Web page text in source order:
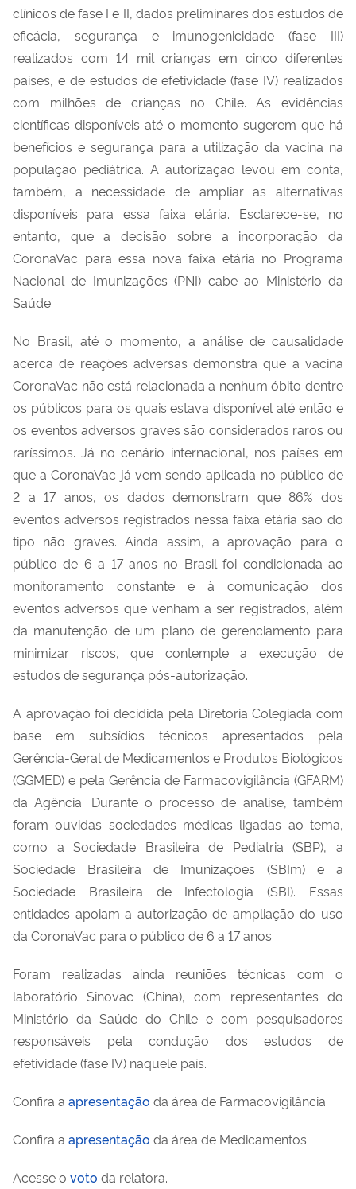
clínicos de fase I e II, dados preliminares dos estudos de
eficácia, segurança e imunogenicidade (fase III)
realizados com 14 mil crianças em cinco diferentes
países, e de estudos de efetividade (fase IV) realizados
com milhões de crianças no Chile. As evidências
científicas disponíveis até o momento sugerem que há
benefícios e segurança para a utilização da vacina na
população pediátrica. A autorização levou em conta,
também, a necessidade de ampliar as alternativas
disponíveis para essa faixa etária. Esclarece-se, no
entanto, que a decisão sobre a incorporação da
CoronaVac para essa nova faixa etária no Programa
Nacional de Imunizações (PNI) cabe ao Ministério da
Saúde.
No Brasil, até o momento, a análise de causalidade
acerca de reações adversas demonstra que a vacina
CoronaVac não está relacionada a nenhum óbito dentre
os públicos para os quais estava disponível até então e
os eventos adversos graves são considerados raros ou
raríssimos. Já no cenário internacional, nos países em
que a CoronaVac já vem sendo aplicada no público de
2 a 17 anos, os dados demonstram que 86% dos
eventos adversos registrados nessa faixa etária são do
tipo não graves. Ainda assim, a aprovação para o
público de 6 a 17 anos no Brasil foi condicionada ao
monitoramento constante e à comunicação dos
eventos adversos que venham a ser registrados, além
da manutenção de um plano de gerenciamento para
minimizar riscos, que contemple a execução de
estudos de segurança pós-autorização.
A aprovação foi decidida pela Diretoria Colegiada com
base em subsídios técnicos apresentados pela
Gerência-Geral de Medicamentos e Produtos Biológicos
(GGMED) e pela Gerência de Farmacovigilância (GFARM)
da Agência. Durante o processo de análise, também
foram ouvidas sociedades médicas ligadas ao tema,
como a Sociedade Brasileira de Pediatria (SBP), a
Sociedade Brasileira de Imunizações (SBIm) e a
Sociedade Brasileira de Infectologia (SBI). Essas
entidades apoiam a autorização de ampliação do uso
da CoronaVac para o público de 6 a 17 anos.
Foram realizadas ainda reuniões técnicas com o
laboratório Sinovac (China), com representantes do
Ministério da Saúde do Chile e com pesquisadores
responsáveis pela condução dos estudos de
efetividade (fase IV) naquele país.
Confira a apresentação da área de Farmacovigilância.
Confira a apresentação da área de Medicamentos.
Acesse o voto da relatora.